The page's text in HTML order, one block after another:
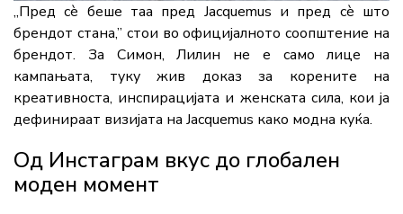
„Пред сè беше таа пред Jacquemus и пред сè што
брендот стана,” стои во официјалното соопштение на
брендот. За Симон, Лилин не е само лице на
кампањата, туку жив доказ за корените на
креативноста, инспирацијата и женската сила, кои ја
дефинираат визијата на Jacquemus како модна куќа.
Од Инстаграм вкус до глобален
моден момент